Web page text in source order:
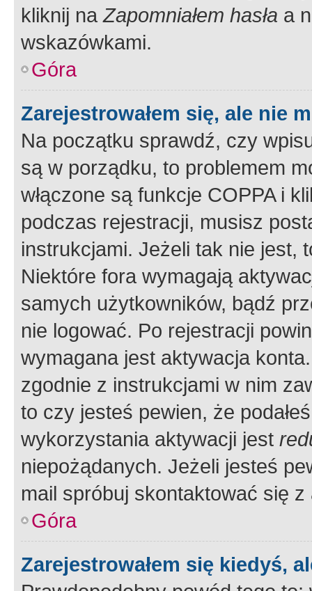
kliknij naZapomniałem hasła a
wskazówkami.
Góra
Zarejestrowałem się, ale nie
Na początku sprawdź, czy
są w porządku, to problemem
włączone są funkcje COPPA i
podczas rejestracji, musisz
instrukcjami. Jeżeli tak nie jest,
Niektóre fora wymagają
samych użytkowników, bądź
nie logować. Po rejestracji
wymagana jest aktywacja
zgodnie z instrukcjami w nim
to czy jesteś pewien, że
wykorzystania aktywacji jest
niepożądanych. Jeżeli jesteś
mail spróbuj skontaktować się
Góra
Zarejestrowałem się kiedyś,